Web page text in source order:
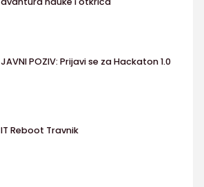
JAVNI POZIV: Prijavi se za Hackaton 1.0
IT Reboot Travnik